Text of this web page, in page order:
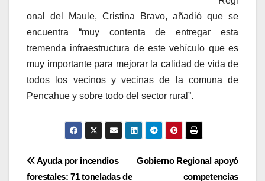
onal del Maule, Cristina Bravo, añadió que se
encuentra “muy contenta de entregar esta
tremenda infraestructura de este vehículo que es
muy importante para mejorar la calidad de vida de
todos los vecinos y vecinas de la comuna de
Pencahue y sobre todo del sector rural”.
Navegación
Gobierno Regional apoyó
competencias
Ayuda por incendios
forestales: 71 toneladas de